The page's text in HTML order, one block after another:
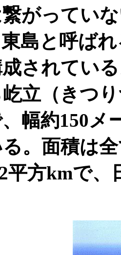
がってい
島と呼ば
されてい
立（きつ
幅約150メ
。面積は
平方kmで